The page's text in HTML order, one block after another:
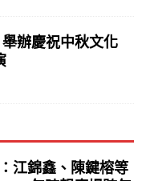
舉辦慶祝中秋文化
江錦鑫、陳鍵榕等